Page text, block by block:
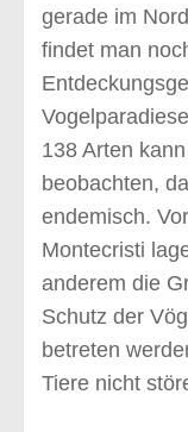
gerade im
findet man
138 Arten
beobachten,
endemisch.
Montecristi
anderem die
Schutz der
betreten
Tiere nicht